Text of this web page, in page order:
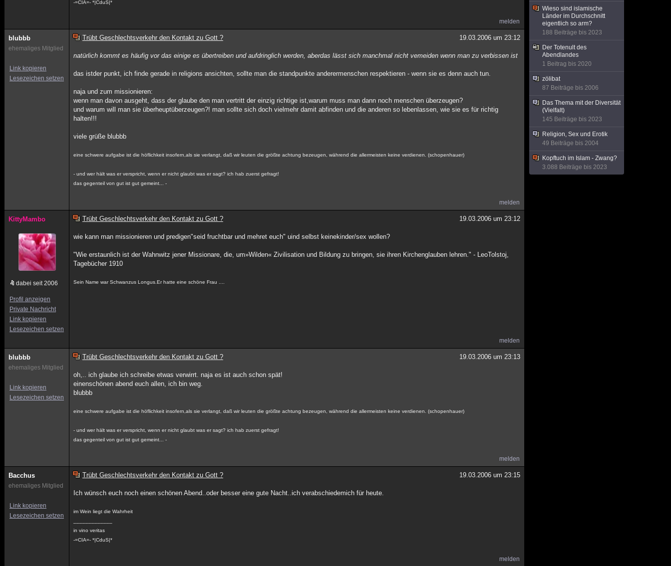
-=CIA=- *|CduS|*
melden
blubbb
ehemaliges Mitglied
Link kopieren
Lesezeichen setzen
Trübt Geschlechtsverkehr den Kontakt zu Gott ? 19.03.2006 um 23:12
natürlich kommt es häufig vor das einige es übertreiben und aufdringlich werden, aberdas lässt sich manchmal nicht vemeiden wenn man zu verbissen ist
das istder punkt, ich finde gerade in religions ansichten, sollte man die standpunkte anderermenschen respektieren - wenn sie es denn auch tun.
naja und zum missionieren:
wenn man davon ausgeht, dass der glaube den man vertritt der einzig richtige ist,warum muss man dann noch menschen überzeugen?
und warum will man sie überheuptüberzeugen?! man sollte sich doch vielmehr damit abfinden und die anderen so lebenlassen, wie sie es für richtig
halten!!!
viele grüße blubbb
eine schwere aufgabe ist die höflichkeit insofern,als sie verlangt, daß wir leuten die größte achtung bezeugen, während die allermeisten keine verdienen. (schopenhauer)
- und wer hält was er verspricht, wenn er nicht glaubt was er sagt? ich hab zuerst gefragt!
das gegenteil von gut ist gut gemeint... -
melden
KittyMambo
dabei seit 2006
Profil anzeigen
Private Nachricht
Link kopieren
Lesezeichen setzen
Trübt Geschlechtsverkehr den Kontakt zu Gott ? 19.03.2006 um 23:12
wie kann man missionieren und predigen"seid fruchtbar und mehret euch" uind selbst keinekinder/sex wollen?
"Wie erstaunlich ist der Wahnwitz jener Missionare, die, um»Wilden« Zivilisation und Bildung zu bringen, sie ihren Kirchenglauben lehren." - LeoTolstoj,
Tagebücher 1910
Sein Name war Schwanzus Longus.Er hatte eine schöne Frau ....
melden
blubbb
ehemaliges Mitglied
Link kopieren
Lesezeichen setzen
Trübt Geschlechtsverkehr den Kontakt zu Gott ? 19.03.2006 um 23:13
oh,.. ich glaube ich schreibe etwas verwirrt. naja es ist auch schon spät!
einenschönen abend euch allen, ich bin weg.
blubbb
eine schwere aufgabe ist die höflichkeit insofern,als sie verlangt, daß wir leuten die größte achtung bezeugen, während die allermeisten keine verdienen. (schopenhauer)
- und wer hält was er verspricht, wenn er nicht glaubt was er sagt? ich hab zuerst gefragt!
das gegenteil von gut ist gut gemeint... -
melden
Bacchus
ehemaliges Mitglied
Link kopieren
Lesezeichen setzen
Trübt Geschlechtsverkehr den Kontakt zu Gott ? 19.03.2006 um 23:15
Ich wünsch euch noch einen schönen Abend..oder besser eine gute Nacht..ich verabschiedemich für heute.
im Wein liegt die Wahrheit
in vino veritas
-=CIA=- *|CduS|*
melden
Wieso sind islamische
Länder im Durchschnitt
eigentlich so arm?
188 Beiträge bis 2023
Der Totenult des
Abendlandes
1 Beitrag bis 2020
zölibat
87 Beiträge bis 2006
Das Thema mit der Diversität
(Vielfalt)
145 Beiträge bis 2023
Religion, Sex und Erotik
49 Beiträge bis 2004
Kopftuch im Islam - Zwang?
3.088 Beiträge bis 2023